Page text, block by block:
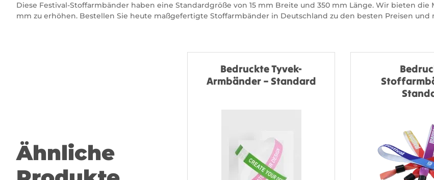
Diese Festival-Stoffarmbänder haben eine Standardgröße von 15 mm Breite und 350 mm Länge. Wir bieten
mm zu erhöhen. Bestellen Sie heute maßgefertigte Stoffarmbänder in Deutschland zu den besten Preisen und
Ähnliche
Bedruckte Tyvek-
Armbänder – Standard